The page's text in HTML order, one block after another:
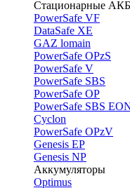
Стационарные АКБ
PowerSafe VF
DataSafe XE
GAZ lomain
PowerSafe OPzS
PowerSafe V
PоwerSafe SBS
PowerSafe OP
PоwerSafe SBS
Cyclon
PowerSafe OPzV
Genesis EP
Genesis NP
Аккумуляторы
Optimus